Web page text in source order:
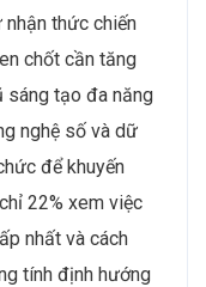
thức chiến
chốt cần tăng
sáng tạo đa năng
nghệ số và dữ
để khuyến
22% xem việc
nhất và cách
tính định hướng